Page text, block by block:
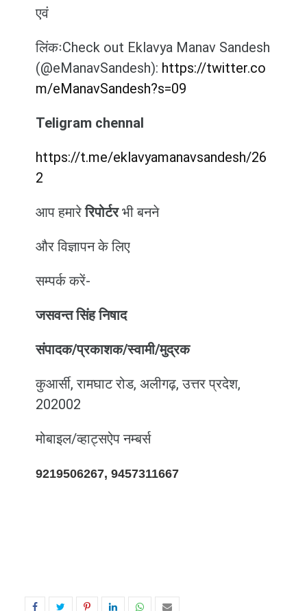
एवं
लिंकःCheck out Eklavya Manav Sandesh
(@eManavSandesh): https://twitter.co
m/eManavSandesh?s=09
Teligram chennal
https://t.me/eklavyamanavsandesh/26
2
आप हमारेरिपोर्टरभी बनने
और विज्ञापन के लिए
सम्पर्क करें-
जसवन्त सिंह निषाद
संपादक/प्रकाशक/स्वामी/मुद्रक
कुआर्सी, रामघाट रोड, अलीगढ़, उत्तर प्रदेश,
202002
मोबाइल/व्हाट्सऐप नम्बर्स
9219506267, 9457311667